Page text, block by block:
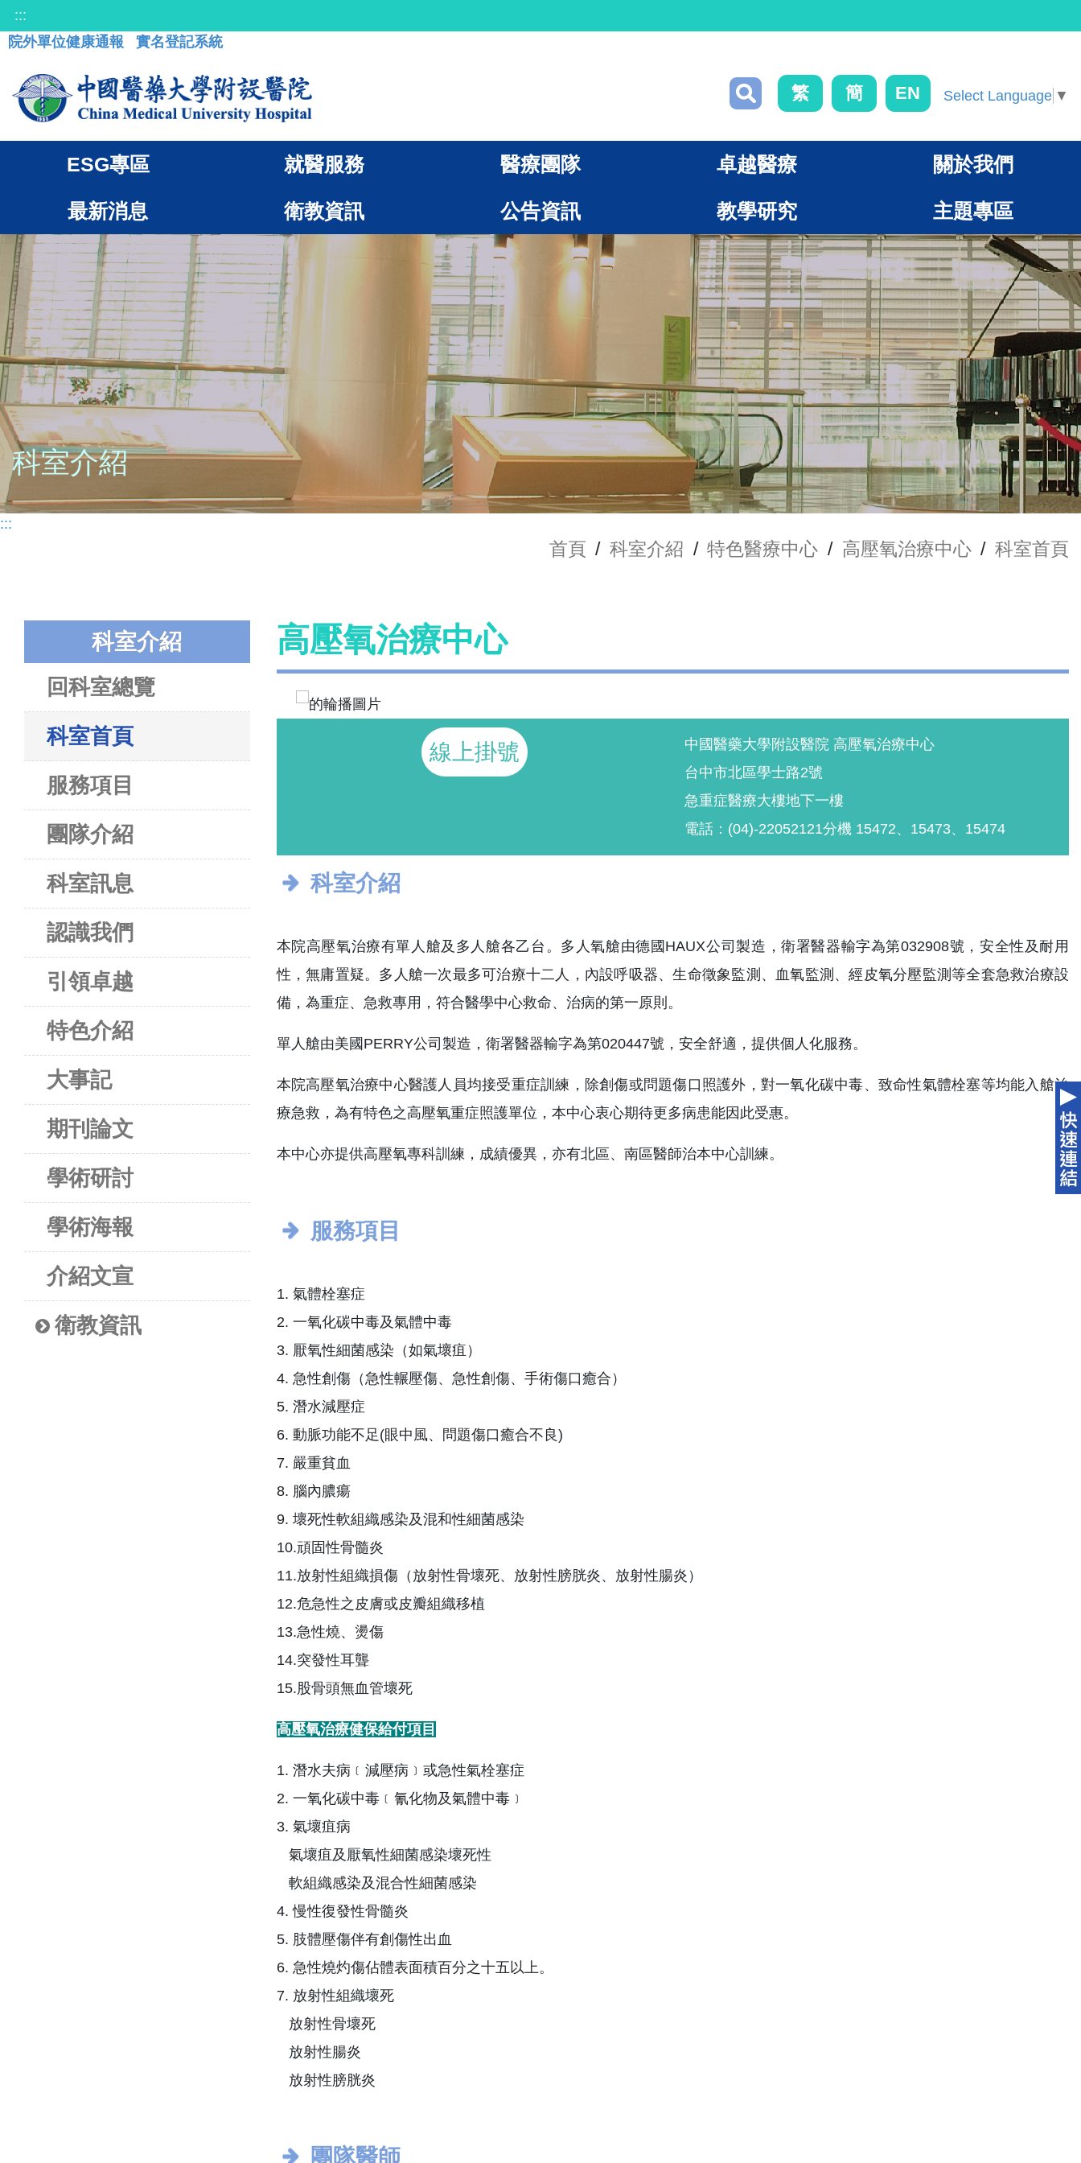
:::
院外單位健康通報
實名登記系統
繁 簡 EN Select Language ▼
ESG專區 就醫服務 醫療團隊 卓越醫療 關於我們
最新消息 衛教資訊 公告資訊 教學研究 主題專區
科室介紹
:::
首頁 / 科室介紹 / 特色醫療中心 / 高壓氧治療中心 / 科室首頁
科室介紹
回科室總覽
科室首頁
服務項目
團隊介紹
科室訊息
認識我們
引領卓越
特色介紹
大事記
期刊論文
學術研討
學術海報
介紹文宣
衛教資訊
高壓氧治療中心
線上掛號
中國醫藥大學附設醫院 高壓氧治療中心
台中市北區學士路2號
急重症醫療大樓地下一樓
電話：(04)-22052121分機 15472、15473、15474
科室介紹
本院高壓氧治療有單人艙及多人艙各乙台。多人氧艙由德國HAUX公司製造，衛署醫器輸字為第032908號，安全性及耐用
性，無庸置疑。多人艙一次最多可治療十二人，內設呼吸器、生命徵象監測、血氧監測、經皮氧分壓監測等全套急救治療設
備，為重症、急救專用，符合醫學中心救命、治病的第一原則。
單人艙由美國PERRY公司製造， 衛署醫器輸字為第020447號，安全舒適，提供個人化服務。
本院高壓氧治療中心醫護人員均接受重症訓練，除創傷或問題傷口照護外，對一氧化碳中毒、致命性氣體栓塞等均能入艙治
療急救，為有特色之高壓氧重症照護單位，本中心衷心期待更多病患能因此受惠。
本中心亦提供高壓氧專科訓練，成績優異，亦有北區、南區醫師治本中心訓練。
服務項目
1. 氣體栓塞症
2. 一氧化碳中毒及氣體中毒
3. 厭氧性細菌感染（如氣壞疽）
4. 急性創傷（急性輾壓傷、急性創傷、手術傷口癒合）
5. 潛水減壓症
6. 動脈功能不足(眼中風、問題傷口癒合不良)
7. 嚴重貧血
8. 腦內膿瘍
9. 壞死性軟組織感染及混和性細菌感染
10.頑固性骨髓炎
11.放射性組織損傷（放射性骨壞死、放射性膀胱炎、放射性腸炎）
12.危急性之皮膚或皮瓣組織移植
13.急性燒、燙傷
14.突發性耳聾
15.股骨頭無血管壞死
高壓氧治療健保給付項目
1. 潛水夫病﹝減壓病﹞或急性氣栓塞症
2. 一氧化碳中毒﹝氰化物及氣體中毒﹞
3. 氣壞疽病
氣壞疽及厭氧性細菌感染壞死性
軟組織感染及混合性細菌感染
4. 慢性復發性骨髓炎
5. 肢體壓傷伴有創傷性出血
6. 急性燒灼傷佔體表面積百分之十五以上。
7. 放射性組織壞死
放射性骨壞死
放射性腸炎
放射性膀胱炎
團隊醫師